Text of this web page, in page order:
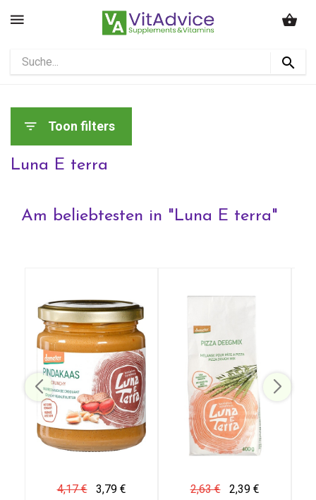
Toon filters
Luna E terra
Am beliebtesten in "Luna E terra"
4,17 €
3,79 €
2,63 €
2,39 €